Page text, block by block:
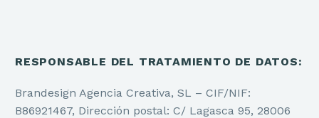
RESPONSABLE DEL TRATAMIENTO DE DATOS:
Brandesign Agencia Creativa, SL – CIF/NIF:
B86921467, Dirección postal: C/ Lagasca 95, 28006